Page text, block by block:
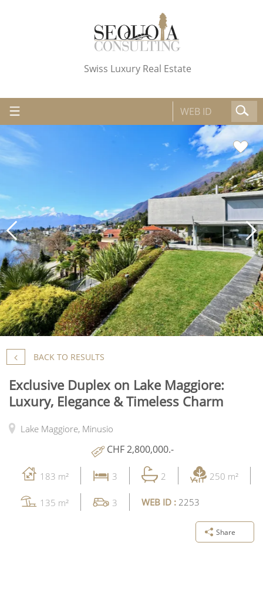
Swiss Luxury Real Estate
BACK TO RESULTS
Exclusive Duplex on Lake Maggiore:
Luxury, Elegance & Timeless Charm
Lake Maggiore, Minusio
CHF 2,800,000.-
183 m² 3 2 250 m²
135 m² 3 WEB ID : 2253
Share